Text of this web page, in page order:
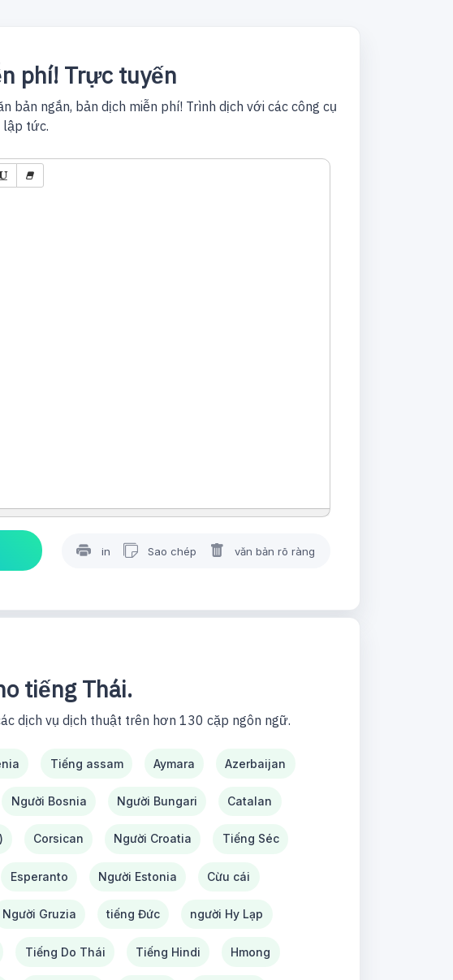
phí! Trực tuyến
bản ngắn, bản dịch miễn phí! Trình dịch với các công cụ
lập tức.
in Sao chép văn bản rõ ràng
tiếng Thái.
dịch vụ dịch thuật trên hơn 130 cặp ngôn ngữ.
Tiếng assam Aymara Azerbaijan
Người Bosnia Người Bungari Catalan
Corsican Người Croatia Tiếng Séc
Esperanto Người Estonia Cừu cái
Người Gruzia tiếng Đức người Hy Lạp
Tiếng Do Thái Tiếng Hindi Hmong